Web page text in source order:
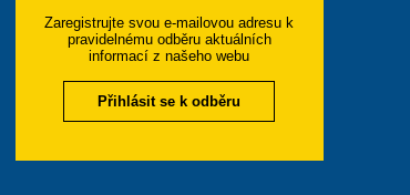
Zaregistrujte svou e-mailovou adresu k
pravidelnému odběru aktuálních
informací z našeho webu
Přihlásit se k odběru